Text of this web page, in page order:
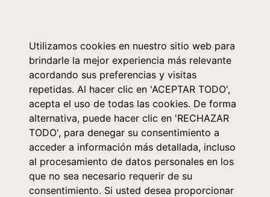
Utilizamos cookies en nuestro sitio web para
brindarle la mejor experiencia más relevante
acordando sus preferencias y visitas
repetidas. Al hacer clic en 'ACEPTAR TODO',
acepta el uso de todas las cookies. De forma
alternativa, puede hacer clic en 'RECHAZAR
TODO', para denegar su consentimiento a
acceder a información más detallada, incluso
al procesamiento de datos personales en los
que no sea necesario requerir de su
consentimiento. Si usted desea proporcionar